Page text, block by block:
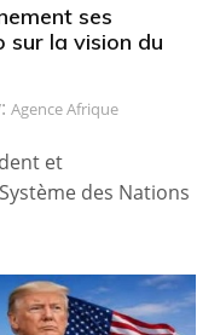
ses
sur la vision du
Agence Afrique
et
des Nations